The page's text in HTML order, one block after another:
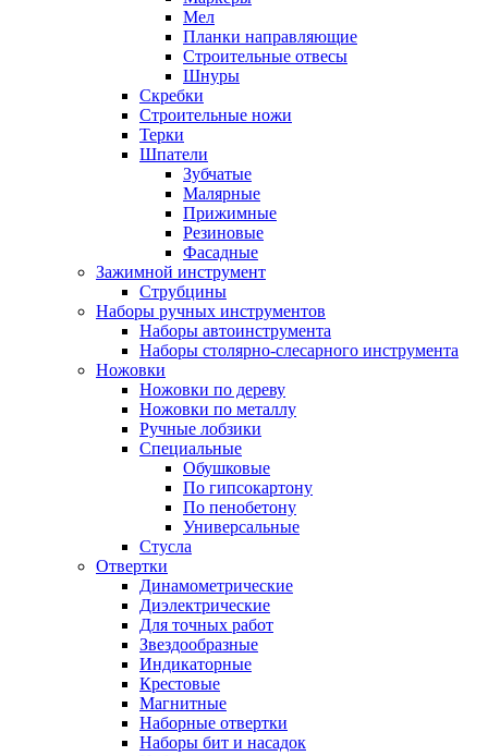
Мел
Планки направляющие
Строительные отвесы
Шнуры
Скребки
Строительные ножи
Терки
Шпатели
Зубчатые
Малярные
Прижимные
Резиновые
Фасадные
Зажимной инструмент
Струбцины
Наборы ручных инструментов
Наборы автоинструмента
Наборы столярно-слесарного инструмента
Ножовки
Ножовки по дереву
Ножовки по металлу
Ручные лобзики
Специальные
Обушковые
По гипсокартону
По пенобетону
Универсальные
Стусла
Отвертки
Динамометрические
Диэлектрические
Для точных работ
Звездообразные
Индикаторные
Крестовые
Магнитные
Наборные отвертки
Наборы бит и насадок